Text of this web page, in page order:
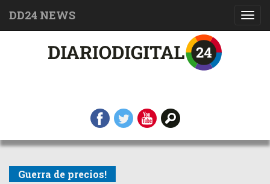
DD24 NEWS
Guerra de precios!